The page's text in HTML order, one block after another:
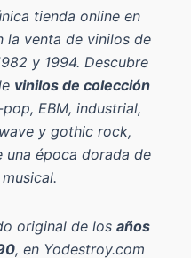
tienda online en
la venta de vinilos de
y 1994. Descubre
vinilos de colección
EBM, industrial,
y gothic rock,
una época dorada de
original de los años
, en Yodestroy.com